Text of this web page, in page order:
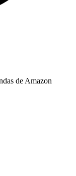
de Amazon